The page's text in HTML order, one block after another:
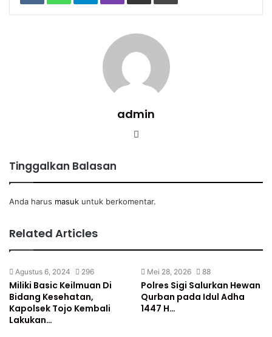
admin
Website
Tinggalkan Balasan
Anda harus masuk untuk berkomentar.
Related Articles
Agustus 6, 2024 296
Miliki Basic Keilmuan Di
Bidang Kesehatan,
Kapolsek Tojo Kembali
Lakukan…
Mei 28, 2026 88
Polres Sigi Salurkan Hewan
Qurban pada Idul Adha
1447 H…